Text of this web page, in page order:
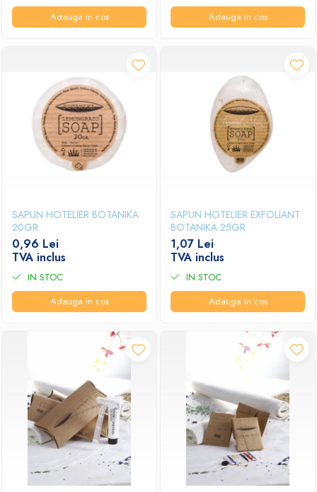
Adauga in cos
Adauga in cos
SAPUN HOTELIER BOTANIKA
20GR
0,96 Lei
TVA inclus
IN STOC
Adauga in cos
SAPUN HOTELIER EXFOLIANT
BOTANIKA 25GR
1,07 Lei
TVA inclus
IN STOC
Adauga in cos